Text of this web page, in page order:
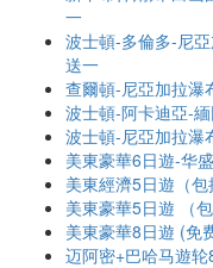
一
波士頓-多倫多-尼
送一
查爾頓-尼亞加拉瀑
波士頓-阿卡迪亞-
波士頓-尼亞加拉瀑
美東豪華6日遊-华
美東經濟5日遊（
美東豪華5日遊 （
美東豪華8日遊 (免
迈阿密+巴哈马遊